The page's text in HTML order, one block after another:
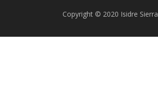
Copyright © 2020 Isidre Sierra